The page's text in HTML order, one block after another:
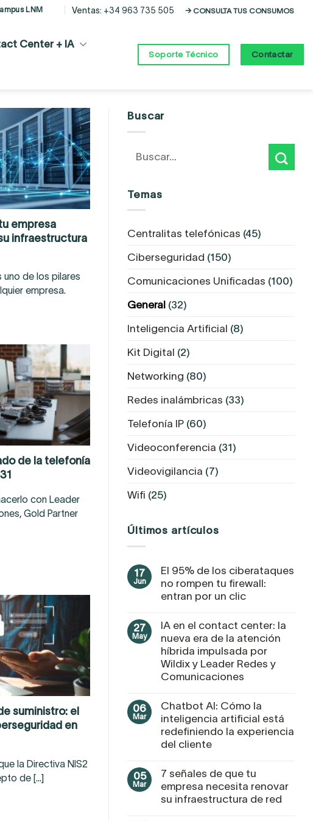
LNM Ventas: +34 963 735 505 → CONSULTA TUS CONSUMOS
Center + IA
Soporte Técnico Contactar
empresa
infraestructura
uno de los pilares
empresa.
de la telefonía
con Leader
Gold Partner
suministro: el
en
la Directiva NIS2
de [...]
Buscar
Temas
Centralitas telefónicas (45)
Ciberseguridad (150)
Comunicaciones Unificadas (100)
General (32)
Inteligencia Artificial (8)
Kit Digital (2)
Networking (80)
Redes inalámbricas (33)
Telefonía IP (60)
Videoconferencia (31)
Videovigilancia (7)
Wifi (25)
Últimos artículos
17
Jun
El 95% de los ciberataques
no rompen tu firewall:
entran por un clic
27
May
IA en el contact center: la
nueva era de la atención
híbrida impulsada por
Wildix y Leader Redes y
Comunicaciones
06
Mar
Chatbot AI: Cómo la
inteligencia artificial está
redefiniendo la experiencia
del cliente
05
Mar
7 señales de que tu
empresa necesita renovar
su infraestructura de red